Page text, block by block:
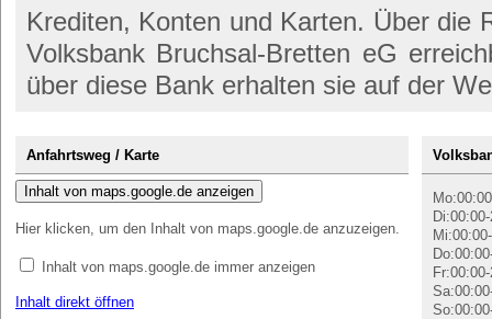
Krediten, Konten und Karten. Über die
Volksbank Bruchsal-Bretten eG
über diese Bank erhalten sie auf der
Anfahrtsweg / Karte
Inhalt von maps.google.de anzeigen
Hier klicken, um den Inhalt von maps.google.de anzuzeigen.
Inhalt von maps.google.de immer anzeigen
Inhalt direkt öffnen